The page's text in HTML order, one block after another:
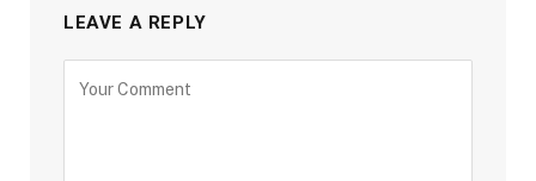
LEAVE A REPLY